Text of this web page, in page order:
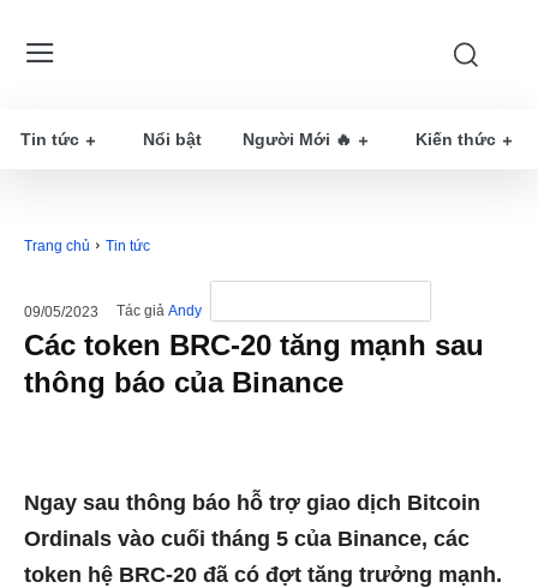
Tin tức Nổi bật Người Mới 🔥 Kiến thức
Trang chủ Tin tức
09/05/2023 Tác giả Andy
Các token BRC-20 tăng mạnh sau
thông báo của Binance
Ngay sau thông báo hỗ trợ giao dịch Bitcoin
Ordinals vào cuối tháng 5 của Binance, các
token hệ BRC-20 đã có đợt tăng trưởng mạnh.